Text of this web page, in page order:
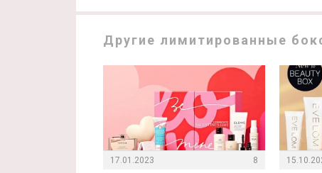
Другие лимитированные
17.01.2023 8